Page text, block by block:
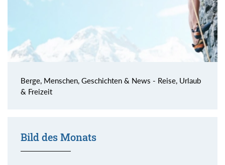
Berge, Menschen, Geschichten & News - Reise, Urlaub
& Freizeit
Bild des Monats